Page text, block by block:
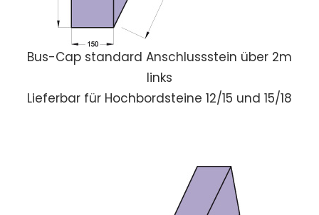
Bus-Cap standard Anschlussstein über 2m
links
Lieferbar für Hochbordsteine 12/15 und 15/18